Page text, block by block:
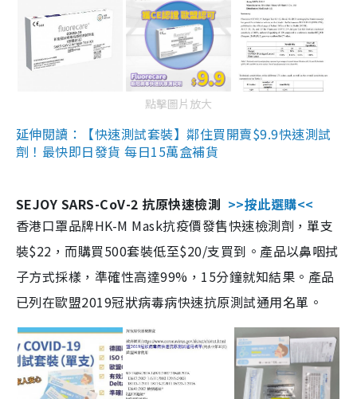
點擊圖片放大
延伸閱讀：【快速測試套裝】鄰住買開賣$9.9快速測試
劑！最快即日發貨 每日15萬盒補貨
SEJOY SARS-CoV-2 抗原快速檢測 >>按此選購<<
香港口罩品牌HK-M Mask抗疫價發售快速檢測劑，單支
裝$22，而購買500套裝低至$20/支買到。產品以鼻咽拭
子方式採樣，準確性高達99%，15分鐘就知結果。產品
已列在歐盟2019冠狀病毒病快速抗原測試通用名單。